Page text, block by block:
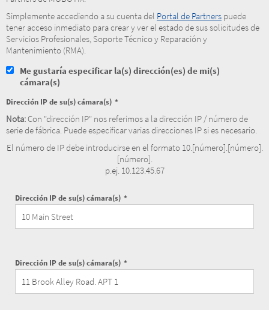
Simplemente accediendo a su cuenta del Portal de Partners puede
tener acceso inmediato para crear y ver el estado de sus solicitudes de
Servicios Profesionales, Soporte Técnico y Reparación y
Mantenimiento (RMA).
Me gustaría especificar la(s) dirección(es) de mi(s)
cámara(s)
Dirección IP de su(s) cámara(s)
Nota: Con "dirección IP" nos referimos a la dirección IP / número de
serie de fábrica. Puede especificar varias direcciones IP si es necesario.
El número de IP debe introducirse en el formato 10.[número].[número].
[número].
p.ej. 10.123.45.67
Dirección IP de su(s) cámara(s)
Dirección IP de su(s) cámara(s)